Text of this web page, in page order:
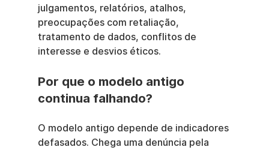
julgamentos, relatórios, atalhos,
preocupações com retaliação,
tratamento de dados, conflitos de
interesse e desvios éticos.
Por que o modelo antigo
continua falhando?
O modelo antigo depende de indicadores
defasados. Chega uma denúncia pela